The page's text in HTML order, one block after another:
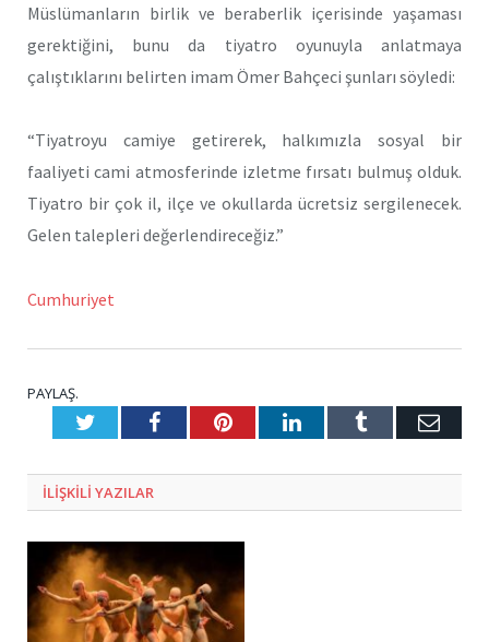
Müslümanların birlik ve beraberlik içerisinde yaşaması
gerektiğini, bunu da tiyatro oyunuyla anlatmaya
çalıştıklarını belirten imam Ömer Bahçeci şunları söyledi:
“Tiyatroyu camiye getirerek, halkımızla sosyal bir
faaliyeti cami atmosferinde izletme fırsatı bulmuş olduk.
Tiyatro bir çok il, ilçe ve okullarda ücretsiz sergilenecek.
Gelen talepleri değerlendireceğiz.”
Cumhuriyet
PAYLAŞ.
TwitterFacebookPinterestLinkedInTumblr E-
ILIŞKILI YAZILAR